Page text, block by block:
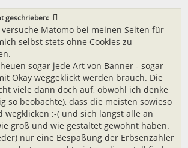
geschrieben:
Matomo bei meinen Seiten für
selbst stets ohne Cookies zu
sogar jede Art von Banner - sogar
Okay weggeklickt werden brauch. Die
viele dann doch auf, obwohl ich denke
so beobachte), dass die meisten sowieso
wegklicken ;-( und sich längst alle an
groß und wie gestaltet gewohnt haben.
nur eine Bespaßung der Erbsenzähler